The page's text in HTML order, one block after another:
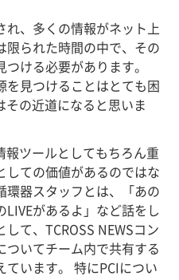
れ、多くの情報がネット上
限られた時間の中で、その
ける必要があります。
を見つけることはとても困
その近道になると思いま
報ツールとしてもちろん重
しての価値があるのではな
環器スタッフとは、「あの
LIVEがあるよ」など話をし
て、TCROSS NEWSコン
ついてチーム内で共有する
ています。 特にPCIについ